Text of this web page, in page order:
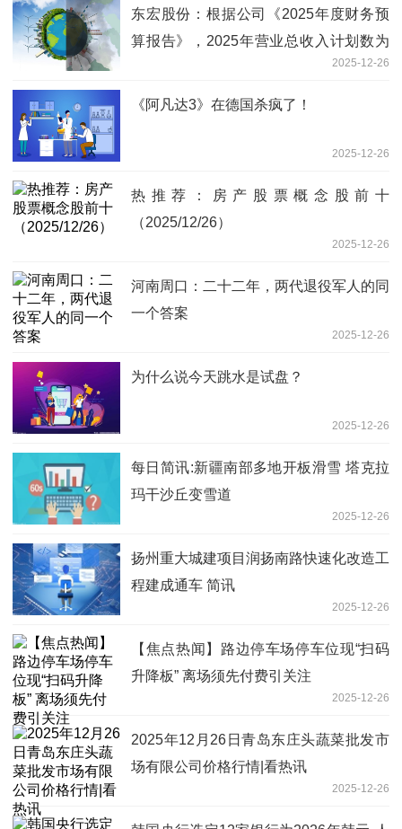
东宏股份：根据公司《2025年度财务预
算报告》，2025年营业总收入计划数为
2025-12-26
《阿凡达3》在德国杀疯了！
2025-12-26
热推荐：房产股票概念股前十
（2025/12/26）
2025-12-26
河南周口：二十二年，两代退役军人的同
一个答案
2025-12-26
为什么说今天跳水是试盘？
2025-12-26
每日简讯:新疆南部多地开板滑雪 塔克拉
玛干沙丘变雪道
2025-12-26
扬州重大城建项目润扬南路快速化改造工
程建成通车 简讯
2025-12-26
【焦点热闻】路边停车场停车位现“扫码
升降板” 离场须先付费引关注
2025-12-26
2025年12月26日青岛东庄头蔬菜批发市
场有限公司价格行情|看热讯
2025-12-26